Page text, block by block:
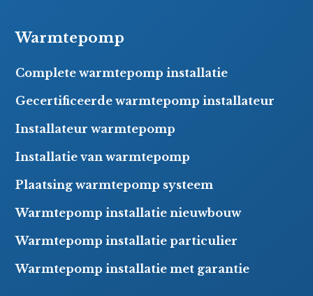
Warmtepomp
Complete warmtepomp installatie
Gecertificeerde warmtepomp installateur
Installateur warmtepomp
Installatie van warmtepomp
Plaatsing warmtepomp systeem
Warmtepomp installatie nieuwbouw
Warmtepomp installatie particulier
Warmtepomp installatie met garantie